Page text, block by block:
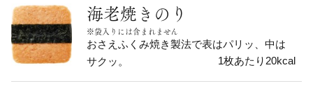
海老焼きのり
※袋入りには含まれません
おさえふくみ焼き製法で表はパリッ、中は
サクッ。
1枚あたり20kcal